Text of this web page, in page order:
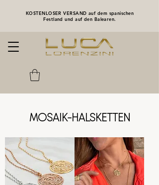
KOSTENLOSER VERSAND auf dem spanischen
Festland und auf den Balearen.
MOSAIK-HALSKETTEN